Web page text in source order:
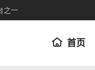
之一
首页